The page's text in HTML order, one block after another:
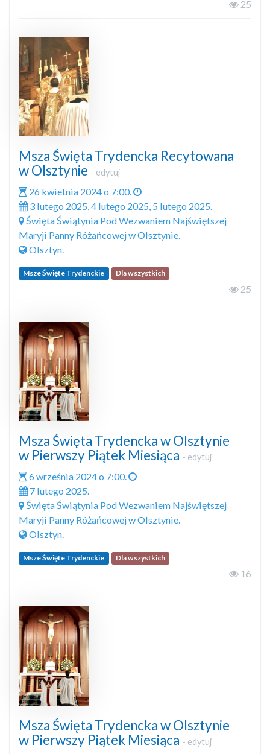
25
Msza Święta Trydencka Recytowana
w Olsztynie - edytuj
26 kwietnia 2024 o 7:00.
3 lutego 2025, 4 lutego 2025, 5 lutego 2025.
Święta Świątynia Pod Wezwaniem Najświętszej
Maryji Panny Różańcowej w Olsztynie.
Olsztyn.
Msze Święte Trydenckie Dla wszystkich
25
Msza Święta Trydencka w Olsztynie
w Pierwszy Piątek Miesiąca - edytuj
6 września 2024 o 7:00.
7 lutego 2025.
Święta Świątynia Pod Wezwaniem Najświętszej
Maryji Panny Różańcowej w Olsztynie.
Olsztyn.
Msze Święte Trydenckie Dla wszystkich
16
Msza Święta Trydencka w Olsztynie
w Pierwszy Piątek Miesiąca - edytuj